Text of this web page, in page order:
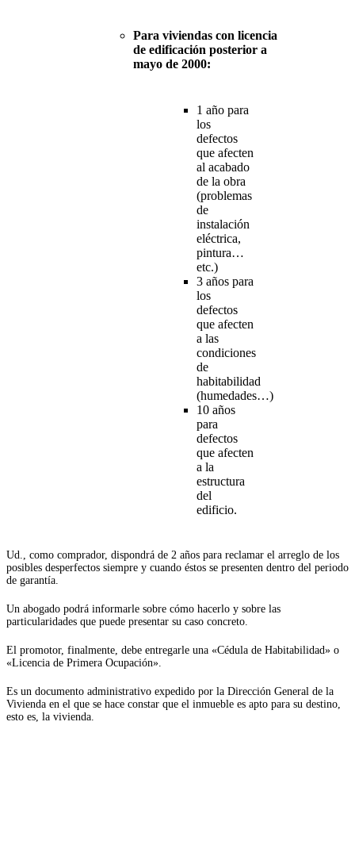
Para viviendas con licencia
de edificación posterior a
mayo de 2000:
1 año para
los
defectos
que afecten
al acabado
de la obra
(problemas
de
instalación
eléctrica,
pintura…
etc.)
3 años para
los
defectos
que afecten
a las
condiciones
de
habitabilidad
(humedades…)
10 años
para
defectos
que afecten
a la
estructura
del
edificio.
Ud., como comprador, dispondrá de 2 años para reclamar el arreglo de los
posibles desperfectos siempre y cuando éstos se presenten dentro del periodo
de garantía.
Un abogado podrá informarle sobre cómo hacerlo y sobre las
particularidades que puede presentar su caso concreto.
El promotor, finalmente, debe entregarle una «Cédula de Habitabilidad» o
«Licencia de Primera Ocupación».
Es un documento administrativo expedido por la Dirección General de la
Vivienda en el que se hace constar que el inmueble es apto para su destino,
esto es, la vivienda.